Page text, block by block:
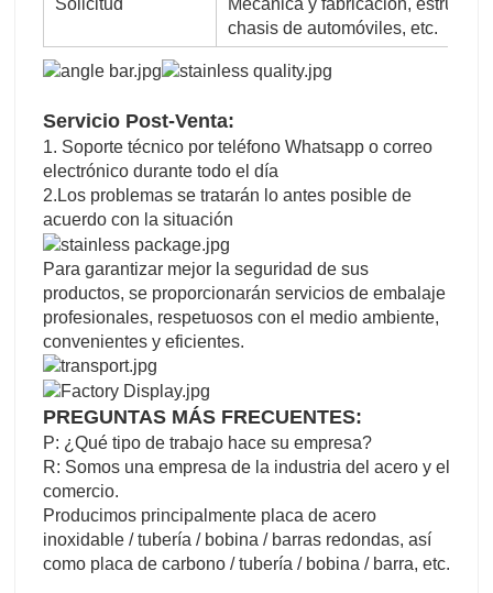
Solicitud
Mecánica y fabricación,
chasis de automóviles, etc.
Servicio Post-Venta:
1. Soporte técnico por teléfono Whatsapp o correo
electrónico durante todo el día
2.Los problemas se tratarán lo antes posible de
acuerdo con la situación
Para garantizar mejor la seguridad de sus
productos, se proporcionarán servicios de embalaje
profesionales, respetuosos con el medio ambiente,
convenientes y eficientes.
PREGUNTAS MÁS FRECUENTES:
P: ¿Qué tipo de trabajo hace su empresa?
R: Somos una empresa de la industria del acero y el
comercio.
Producimos principalmente placa de acero
inoxidable / tubería / bobina / barras redondas, así
como placa de carbono / tubería / bobina / barra, etc.